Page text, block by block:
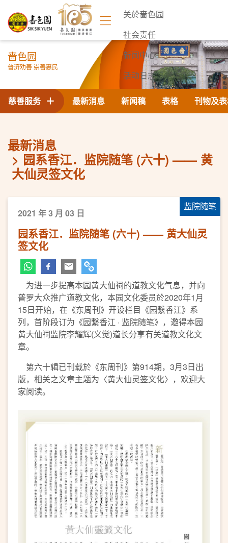
关於啬色园
社会责任
新闻中心
活动日志
联络我们
啬色园
普济劝善 崇善惠民
最新消息 新闻稿 表格 刊物及
慈善服务
最新消息
园系香江．监院随笔 (六十) —— 黄
大仙灵签文化
监院随笔
2021 年 3 月 03 日
园系香江．监院随笔 (六十) —— 黄大仙灵
签文化
为进一步提高本园黄大仙祠的道教文化气息，并向
普罗大众推广道教文化，本园文化委员於2020年1月
15日开始，在《东周刊》开设栏目《园繋香江》系
列，首阶段订为《园繋香江 · 监院随笔》，邀得本园
黄大仙祠监院李耀辉(义觉)道长分享有关道教文化文
章。
第六十辑已刊载於《东周刊》第914期，3月3日出
版，相关之文章主题为〈黄大仙灵签文化〉，欢迎大
家阅读。